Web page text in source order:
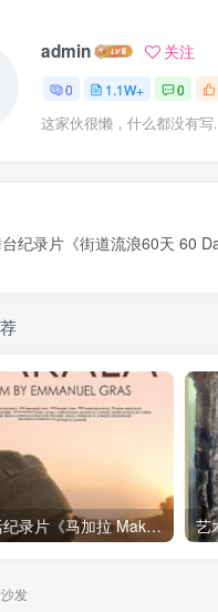
admin 关注
0 1.1W+ 0
这家伙很懒，什么都没有写
纪录片《街道流浪60天 60
社会生活纪录片《马加拉 Makala》下载
发